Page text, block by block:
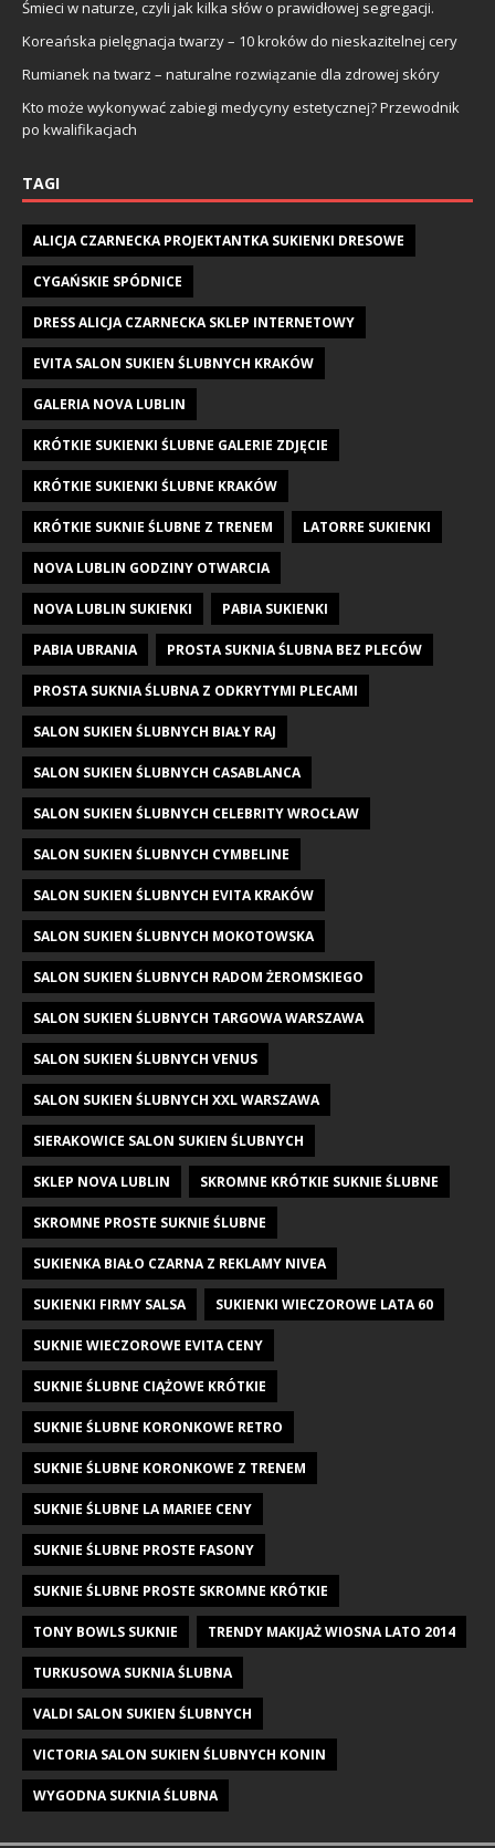
Śmieci w naturze, czyli jak kilka słów o prawidłowej segregacji.
Koreańska pielęgnacja twarzy – 10 kroków do nieskazitelnej cery
Rumianek na twarz – naturalne rozwiązanie dla zdrowej skóry
Kto może wykonywać zabiegi medycyny estetycznej? Przewodnik
po kwalifikacjach
TAGI
ALICJA CZARNECKA PROJEKTANTKA SUKIENKI DRESOWE
CYGAŃSKIE SPÓDNICE
DRESS ALICJA CZARNECKA SKLEP INTERNETOWY
EVITA SALON SUKIEN ŚLUBNYCH KRAKÓW
GALERIA NOVA LUBLIN
KRÓTKIE SUKIENKI ŚLUBNE GALERIE ZDJĘCIE
KRÓTKIE SUKIENKI ŚLUBNE KRAKÓW
KRÓTKIE SUKNIE ŚLUBNE Z TRENEM LATORRE SUKIENKI
NOVA LUBLIN GODZINY OTWARCIA
NOVA LUBLIN SUKIENKI PABIA SUKIENKI
PABIA UBRANIA PROSTA SUKNIA ŚLUBNA BEZ PLECÓW
PROSTA SUKNIA ŚLUBNA Z ODKRYTYMI PLECAMI
SALON SUKIEN ŚLUBNYCH BIAŁY RAJ
SALON SUKIEN ŚLUBNYCH CASABLANCA
SALON SUKIEN ŚLUBNYCH CELEBRITY WROCŁAW
SALON SUKIEN ŚLUBNYCH CYMBELINE
SALON SUKIEN ŚLUBNYCH EVITA KRAKÓW
SALON SUKIEN ŚLUBNYCH MOKOTOWSKA
SALON SUKIEN ŚLUBNYCH RADOM ŻEROMSKIEGO
SALON SUKIEN ŚLUBNYCH TARGOWA WARSZAWA
SALON SUKIEN ŚLUBNYCH VENUS
SALON SUKIEN ŚLUBNYCH XXL WARSZAWA
SIERAKOWICE SALON SUKIEN ŚLUBNYCH
SKLEP NOVA LUBLIN SKROMNE KRÓTKIE SUKNIE ŚLUBNE
SKROMNE PROSTE SUKNIE ŚLUBNE
SUKIENKA BIAŁO CZARNA Z REKLAMY NIVEA
SUKIENKI FIRMY SALSA SUKIENKI WIECZOROWE LATA 60
SUKNIE WIECZOROWE EVITA CENY
SUKNIE ŚLUBNE CIĄŻOWE KRÓTKIE
SUKNIE ŚLUBNE KORONKOWE RETRO
SUKNIE ŚLUBNE KORONKOWE Z TRENEM
SUKNIE ŚLUBNE LA MARIEE CENY
SUKNIE ŚLUBNE PROSTE FASONY
SUKNIE ŚLUBNE PROSTE SKROMNE KRÓTKIE
TONY BOWLS SUKNIE TRENDY MAKIJAŻ WIOSNA LATO 2014
TURKUSOWA SUKNIA ŚLUBNA
VALDI SALON SUKIEN ŚLUBNYCH
VICTORIA SALON SUKIEN ŚLUBNYCH KONIN
WYGODNA SUKNIA ŚLUBNA